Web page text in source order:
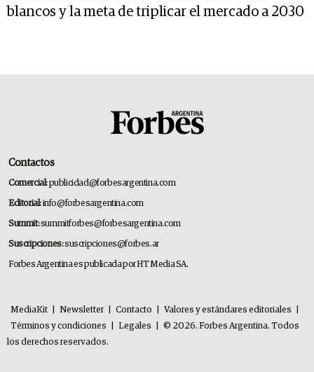
blancos y la meta de triplicar el mercado a 2030
Contactos
Comercial:publicidad@forbesargentina.com
Editorial:info@forbesargentina.com
Summit:summitforbes@forbesargentina.com
Suscripciones:suscripciones@forbes.ar
Forbes Argentina es publicada por HT Media SA.
MediaKit Newsletter Contacto Valores y estándares editoriales
Términos y condiciones
Legales
© 2026. Forbes Argentina. Todos
los derechos reservados.